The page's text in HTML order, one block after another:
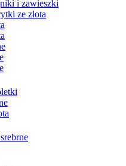
i zawieszki
ze złota